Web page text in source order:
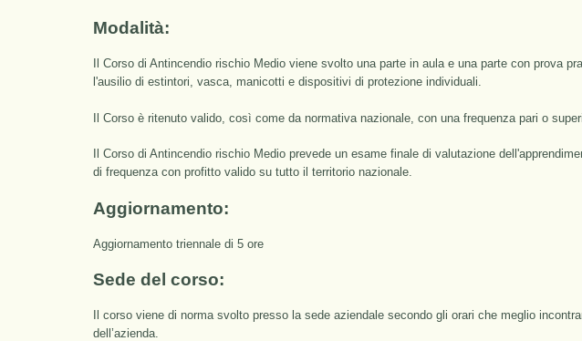
Modalità:
Il Corso di Antincendio rischio Medio viene svolto una parte in aula e una parte con prova
l'ausilio di estintori, vasca, manicotti e dispositivi di protezione individuali.
Il Corso è ritenuto valido, così come da normativa nazionale, con una frequenza pari o
Il Corso di Antincendio rischio Medio prevede un esame finale di valutazione
di frequenza con profitto valido su tutto il territorio nazionale.
Aggiornamento:
Aggiornamento triennale di 5 ore
Sede del corso:
Il corso viene di norma svolto presso la sede aziendale secondo gli orari che meglio
dell’azienda.